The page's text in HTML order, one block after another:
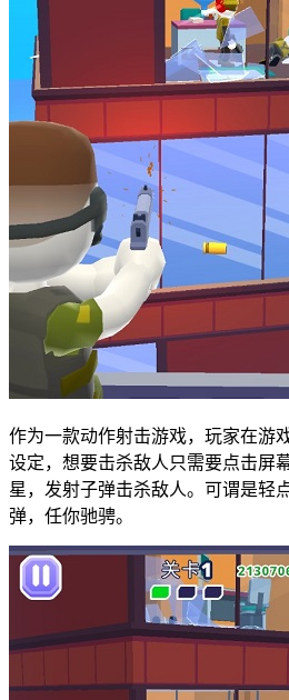
作为一款动作射击游戏，玩家在游
设定，想要击杀敌人只需要点击屏
星，发射子弹击杀敌人。可谓是轻
弹，任你驰骋。